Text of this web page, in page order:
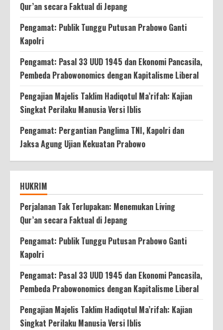
Qur’an secara Faktual di Jepang
Pengamat: Publik Tunggu Putusan Prabowo Ganti
Kapolri
Pengamat: Pasal 33 UUD 1945 dan Ekonomi Pancasila,
Pembeda Prabowonomics dengan Kapitalisme Liberal
Pengajian Majelis Taklim Hadiqotul Ma’rifah: Kajian
Singkat Perilaku Manusia Versi Iblis
Pengamat: Pergantian Panglima TNI, Kapolri dan
Jaksa Agung Ujian Kekuatan Prabowo
HUKRIM
Perjalanan Tak Terlupakan: Menemukan Living
Qur’an secara Faktual di Jepang
Pengamat: Publik Tunggu Putusan Prabowo Ganti
Kapolri
Pengamat: Pasal 33 UUD 1945 dan Ekonomi Pancasila,
Pembeda Prabowonomics dengan Kapitalisme Liberal
Pengajian Majelis Taklim Hadiqotul Ma’rifah: Kajian
Singkat Perilaku Manusia Versi Iblis